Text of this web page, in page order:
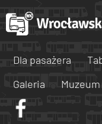
Dla pasażera
Galeria